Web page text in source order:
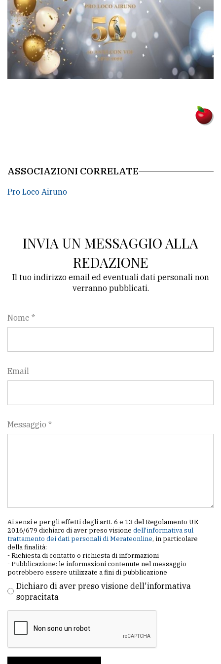
policy
ASSOCIAZIONI CORRELATE
Pro Loco Airuno
INVIA UN MESSAGGIO ALLA
REDAZIONE
Il tuo indirizzo email ed eventuali dati personali non
verranno pubblicati.
Nome *
Email
Messaggio *
Ai sensi e per gli effetti degli artt. 6 e 13 del Regolamento UE
2016/679 dichiaro di aver preso visione dell'informativa sul
trattamento dei dati personali di Merateonline, in particolare
della finalità:
- Richiesta di contatto o richiesta di informazioni
- Pubblicazione: le informazioni contenute nel messaggio
potrebbero essere utilizzate a fini di pubblicazione
Dichiaro di aver preso visione dell'informativa
sopracitata